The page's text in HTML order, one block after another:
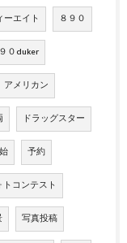
ーエイト ８９０
０duker
アメリカン
ドラッグスター
予約
トコンテスト
写真投稿